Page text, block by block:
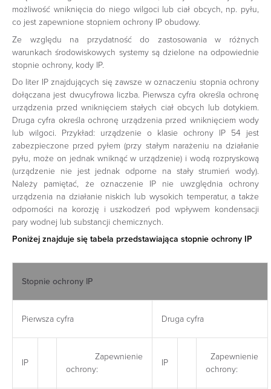
możliwość wniknięcia do niego wilgoci lub ciał obcych, np. pyłu,
co jest zapewnione stopniem ochrony IP obudowy.
Ze względu na przydatność do zastosowania w różnych
warunkach środowiskowych systemy są dzielone na odpowiednie
stopnie ochrony, kody IP.
Do liter IP znajdujących się zawsze w oznaczeniu stopnia ochrony
dołączana jest dwucyfrowa liczba. Pierwsza cyfra określa ochronę
urządzenia przed wniknięciem stałych ciał obcych lub dotykiem.
Druga cyfra określa ochronę urządzenia przed wniknięciem wody
lub wilgoci. Przykład: urządzenie o klasie ochrony IP 54 jest
zabezpieczone przed pyłem (przy stałym narażeniu na działanie
pyłu, może on jednak wniknąć w urządzenie) i wodą rozpryskową
(urządzenie nie jest jednak odporne na stały strumień wody).
Należy pamiętać, że oznaczenie IP nie uwzględnia ochrony
urządzenia na działanie niskich lub wysokich temperatur, a także
odporności na korozję i uszkodzeń pod wpływem kondensacji
pary wodnej lub substancji chemicznych.
Poniżej znajduje się tabela przedstawiająca stopnie ochrony IP
Stopnie ochrony IP
Pierwsza cyfra Druga cyfra
IP
Zapewnienie
ochrony:
IP
Zapewnienie
ochrony: